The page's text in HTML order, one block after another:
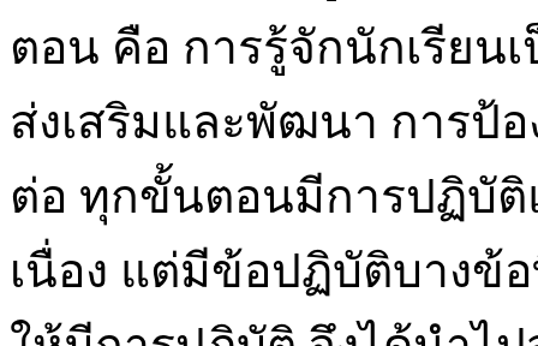
ตอน คือ การรู้จักนักเรียน
ส่งเสริมและพัฒนา การป้
ต่อ ทุกขั้นตอนมีการปฏิบัติ
เนื่อง แต่มีข้อปฏิบัติบางข้